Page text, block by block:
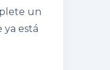
un
ya está